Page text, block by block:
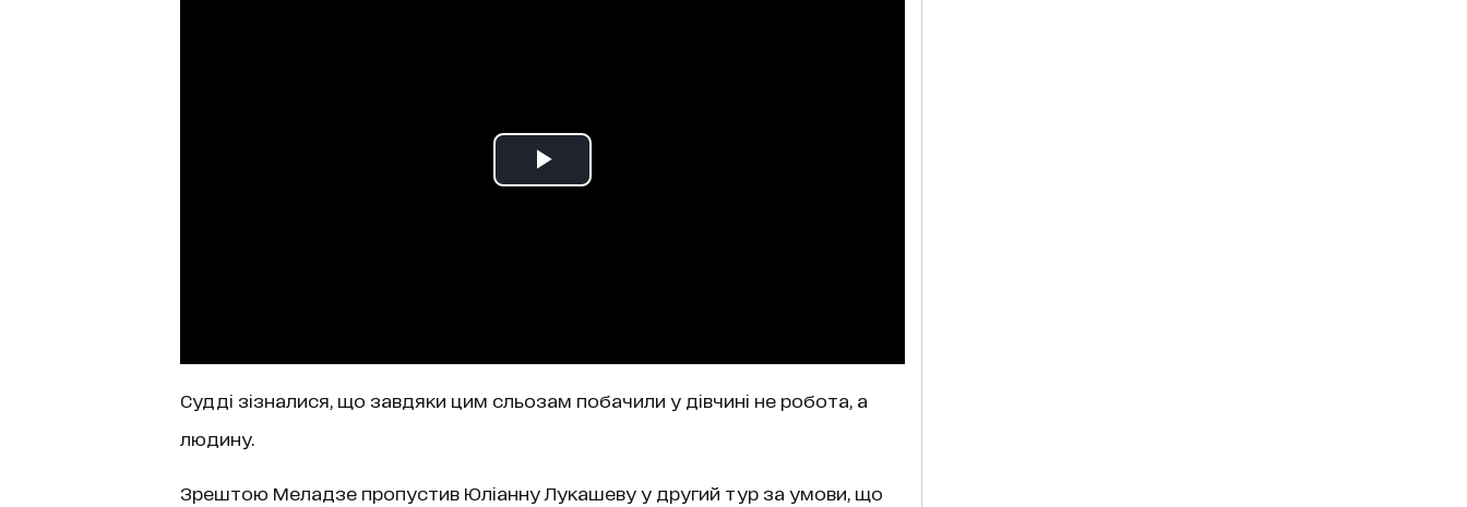
Судді зізналися, що завдяки цим сльозам побачили у дівчині не робота, а
людину.
Зрештою Меладзе пропустив Юліанну Лукашеву у другий тур за умови, що